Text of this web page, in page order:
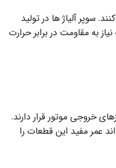
سوپر آلیاژ ها در تولید
به مقاومت در برابر حرارت
خروجی موتور قرار دارند.
عمر مفید این قطعات را